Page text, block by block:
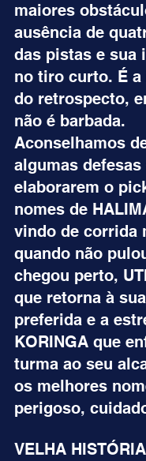
maiores
ausência de
das pistas e sua
no tiro curto. É
do retrospecto,
não é barbada.
Aconselhamos
algumas defesas
elaborarem o
nomes de
vindo de corrida
quando não
chegou perto,
que retorna à
preferida e a
KORINGA que
turma ao seu
os melhores
perigoso,
VELHA